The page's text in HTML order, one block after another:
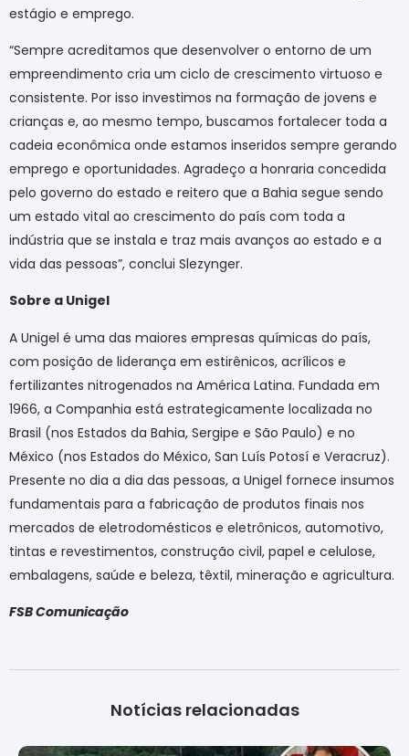
estágio e emprego.
“Sempre acreditamos que desenvolver o entorno de um
empreendimento cria um ciclo de crescimento virtuoso e
consistente. Por isso investimos na formação de jovens e
crianças e, ao mesmo tempo, buscamos fortalecer toda a
cadeia econômica onde estamos inseridos sempre gerando
emprego e oportunidades. Agradeço a honraria concedida
pelo governo do estado e reitero que a Bahia segue sendo
um estado vital ao crescimento do país com toda a
indústria que se instala e traz mais avanços ao estado e a
vida das pessoas”, conclui Slezynger.
Sobre a Unigel
A Unigel é uma das maiores empresas químicas do país,
com posição de liderança em estirênicos, acrílicos e
fertilizantes nitrogenados na América Latina. Fundada em
1966, a Companhia está estrategicamente localizada no
Brasil (nos Estados da Bahia, Sergipe e São Paulo) e no
México (nos Estados do México, San Luís Potosí e Veracruz).
Presente no dia a dia das pessoas, a Unigel fornece insumos
fundamentais para a fabricação de produtos finais nos
mercados de eletrodomésticos e eletrônicos, automotivo,
tintas e revestimentos, construção civil, papel e celulose,
embalagens, saúde e beleza, têxtil, mineração e agricultura.
FSB Comunicação
Notícias relacionadas